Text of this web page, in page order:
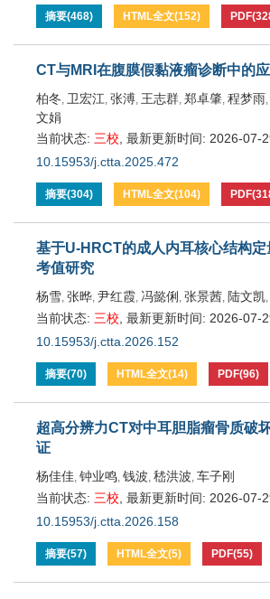
摘要(468) HTML全文(152) PDF(
CT与MRI在腹膜假黏液瘤诊断中的
柏冬, 卫宏江, 张溥, 王志群, 郑卓肇, 程梦雨,
文娟
当前状态: 三校 最新更新时间: 2026-07-
10.15953/j.ctta.2025.472
摘要(304) HTML全文(104) PDF(
基于U-HRCT的成人内耳核心结构
考值研究
杨雪, 张晔, 尹红霞, 冯懿俐 , 张景茜, 陆文凯,
当前状态: 三校 最新更新时间: 2026-07-
10.15953/j.ctta.2026.152
摘要(70) HTML全文(14) PDF(96)
超高分辨力CT对中耳胆脂瘤骨质破
证
杨佳佳, 钟业鸣, 钱波, 嵇洪波, 车子刚
当前状态: 三校 最新更新时间: 2026-07-
10.15953/j.ctta.2026.158
摘要(57) HTML全文(5) PDF(55)